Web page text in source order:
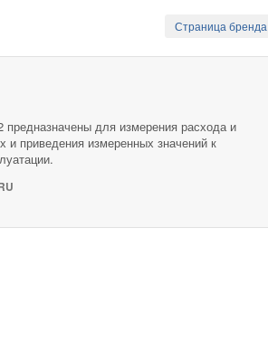
Страница бренда
для измерения расхода и
и приведения измеренных значений к